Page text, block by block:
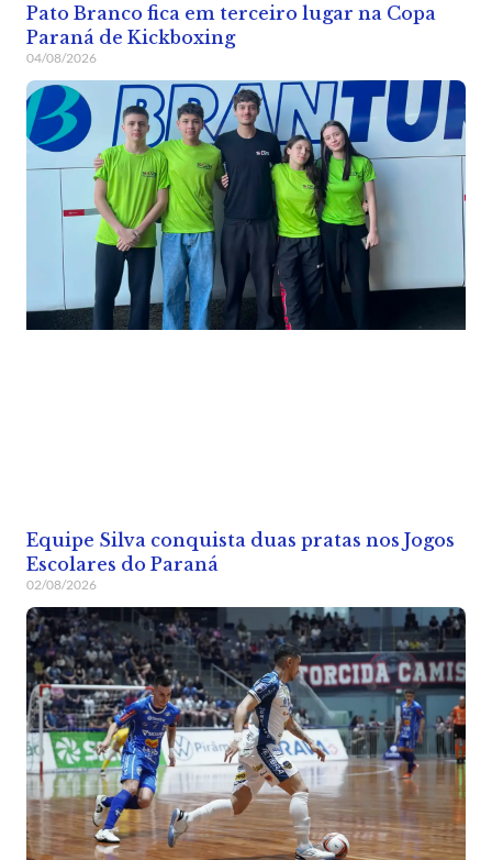
Pato Branco fica em terceiro lugar na Copa
Paraná de Kickboxing
04/08/2026
Equipe Silva conquista duas pratas nos Jogos
Escolares do Paraná
02/08/2026